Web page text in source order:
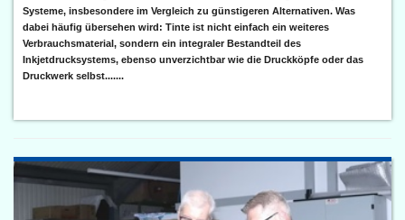
Systeme, insbesondere im Vergleich zu günstigeren Alternativen. Was
dabei häufig übersehen wird: Tinte ist nicht einfach ein weiteres
Verbrauchsmaterial, sondern ein integraler Bestandteil des
Inkjetdrucksystems, ebenso unverzichtbar wie die Druckköpfe oder das
Druckwerk selbst.......